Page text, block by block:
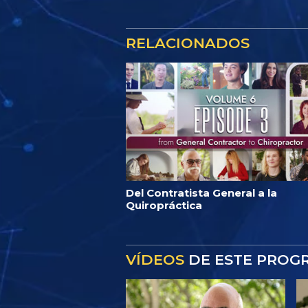
RELACIONADOS
Del Contratista General a la
Quiropráctica
VÍDEOS DE ESTE